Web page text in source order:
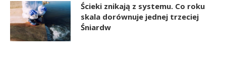
Ścieki znikają z systemu. Co roku
skala dorównuje jednej trzeciej
Śniardw